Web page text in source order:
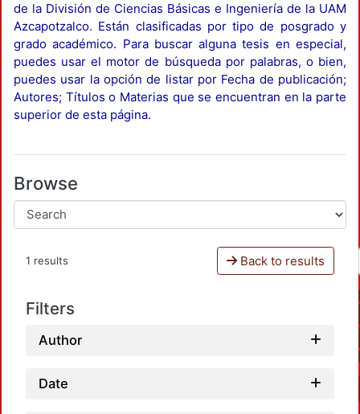
de la División de Ciencias Básicas e Ingeniería de la UAM
Azcapotzalco. Están clasificadas por tipo de posgrado y
grado académico. Para buscar alguna tesis en especial,
puedes usar el motor de búsqueda por palabras, o bien,
puedes usar la opción de listar por Fecha de publicación;
Autores; Títulos o Materias que se encuentran en la parte
superior de esta página.
Browse
1 results Back to results
Filters
Author
Date